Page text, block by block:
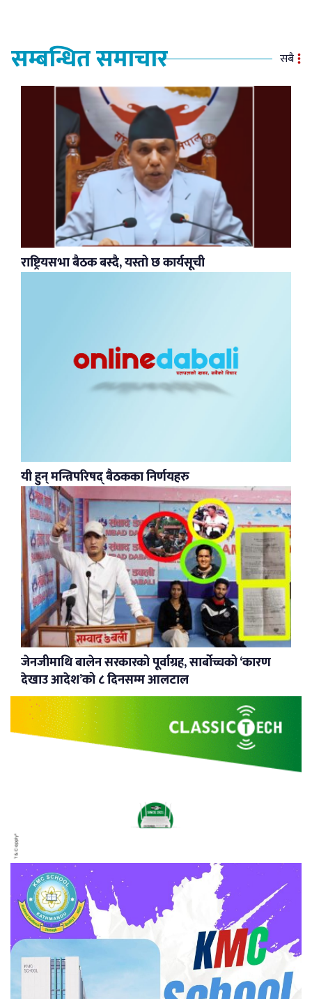
सम्बन्धित समाचार सबै
राष्ट्रियसभा बैठक बस्दै, यस्तो छ कार्यसूची
यी हुन् मन्त्रिपरिषद् बैठकका निर्णयहरु
जेनजीमाथि बालेन सरकारको पूर्वाग्रह, सार्बोच्चको ‘कारण
देखाउ आदेश’को ८ दिनसम्म आलटाल